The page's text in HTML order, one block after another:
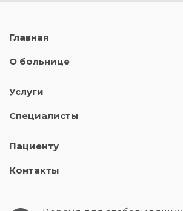
Главная
О больнице
Услуги
Специалисты
Пациенту
Контакты